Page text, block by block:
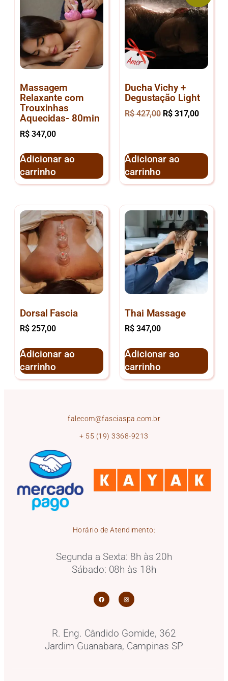
Massagem
Relaxante com
Trouxinhas
Aquecidas- 80min
R$347,00
Adicionar ao
carrinho
Ducha Vichy +
Degustação Light
R$427,00 R$317,00
Adicionar ao
carrinho
Dorsal Fascia
R$257,00
Adicionar ao
carrinho
Thai Massage
R$347,00
Adicionar ao
carrinho
falecom@fasciaspa.com.br
+ 55 (19) 3368-9213
Horário de Atendimento:
Segunda a Sexta: 8h às 20h
Sábado: 08h às 18h
R. Eng. Cândido Gomide, 362
Jardim Guanabara, Campinas SP